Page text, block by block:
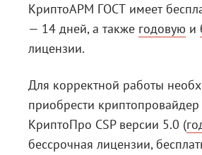
КриптоАРМ ГОСТ имеет
— 14 дней, а также годовую и
лицензии.
Для корректной работы
приобрести
КриптоПро CSP версии 5.0 (
бессрочная лицензии,